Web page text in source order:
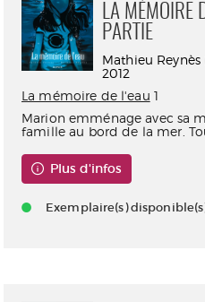
LA MÉMOIRE
PARTIE
Mathieu Reynès
2012
La mémoire de l'eau 1
Marion emménage avec sa
famille au bord de la mer.
Plus d'infos
Exemplaire(s)